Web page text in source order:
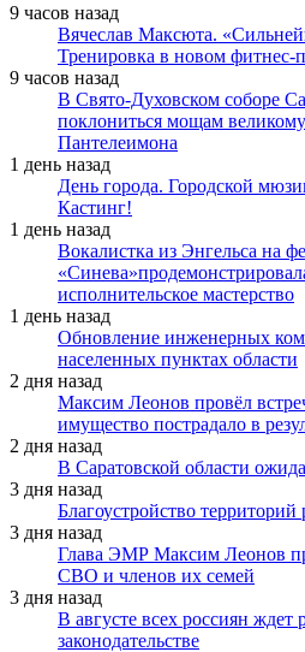
9 часов назад
Вячеслав Максюта.
Тренировка в новом фитнес-
9 часов назад
В Свято-Духовском соборе
поклониться мощам
Пантелеимона
1 день назад
День города. Городской
Кастинг!
1 день назад
Вокалистка из Энгельса на
исполнительское мастерство
1 день назад
Обновление инженерных
населенных пунктах области
2 дня назад
Максим Леонов провёл
имущество пострадало в
2 дня назад
В Саратовской области
3 дня назад
Благоустройство
3 дня назад
Глава ЭМР Максим Леонов
СВО и членов их семей
3 дня назад
В августе всех россиян ждет
законодательстве